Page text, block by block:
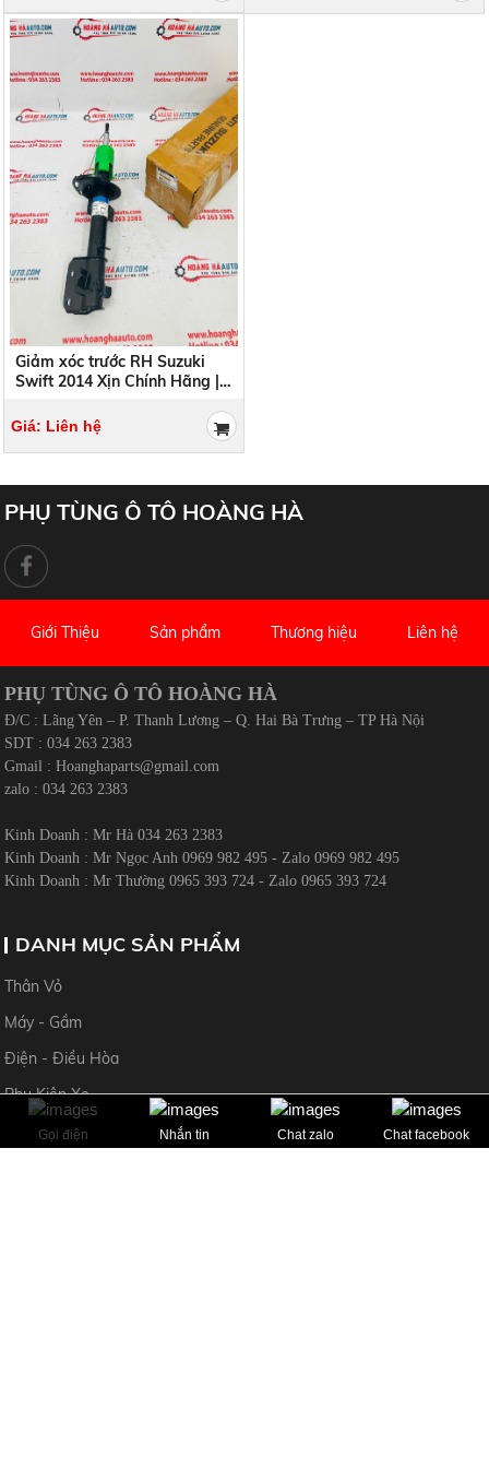
Giảm xóc trước RH Suzuki
Swift 2014 Xịn Chính Hãng |
Giá: Liên hệ
PHỤ TÙNG Ô TÔ HOÀNG HÀ
Giới Thiệu Sản phẩm Thương hiệu Liên hệ
PHỤ TÙNG Ô TÔ HOÀNG HÀ
Đ/C : Lãng Yên – P. Thanh Lương – Q. Hai Bà Trưng – TP Hà Nội
SDT : 034 263 2383
Gmail :Hoanghaparts@gmail.com
zalo : 034 263 2383
Kinh Doanh : Mr Hà 034 263 2383
Kinh Doanh : Mr Ngọc Anh 0969 982 495 - Zalo 0969 982 495
Kinh Doanh : Mr Thường 0965 393 724 - Zalo 0965 393 724
DANH MỤC SẢN PHẨM
Thân Vỏ
Máy - Gầm
Điện - Điều Hòa
Phụ Kiện Xe
Gọi điện Nhắn tin Chat zalo Chat facebook